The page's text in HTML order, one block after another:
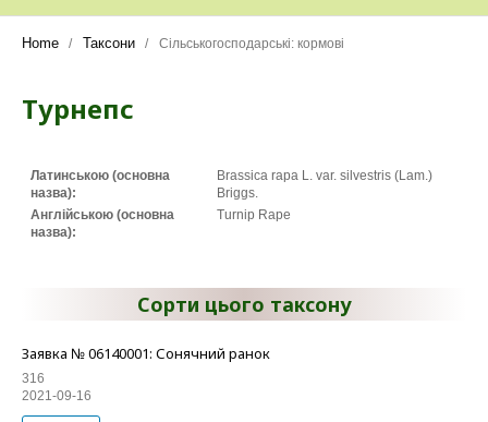
Home / Таксони / Сільськогосподарські: кормові
Турнепс
Латинською (основна
назва):
Brassica rapa L. var. silvestris (Lam.)
Briggs.
Англійською (основна
назва):
Turnip Rape
Сорти цього таксону
Заявка № 06140001: Сонячний ранок
316
2021-09-16